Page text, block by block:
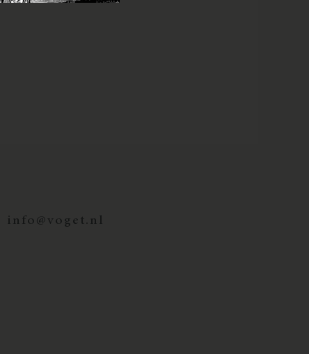
info@voget.nl